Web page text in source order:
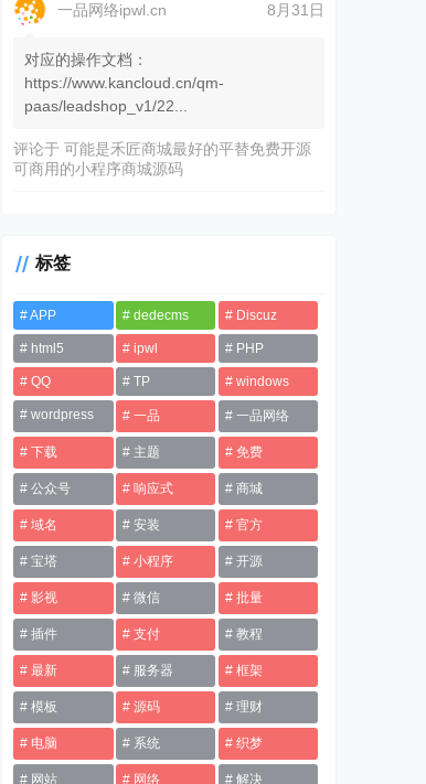
一品网络ipwl.cn 8月31日
对应的操作文档：
https://www.kancloud.cn/qm-
paas/leadshop_v1/22...
评论于可能是禾匠商城最好的平替免费开源
可商用的小程序商城源码
标签
APP dedecms Discuz
html5 ipwl PHP
QQ TP windows
wordpress 一品 一品网络
下载 主题 免费
公众号 响应式 商城
域名 安装 官方
宝塔 小程序 开源
影视 微信 批量
插件 支付 教程
最新 服务器 框架
模板 源码 理财
电脑 系统 织梦
网站 网络 解决